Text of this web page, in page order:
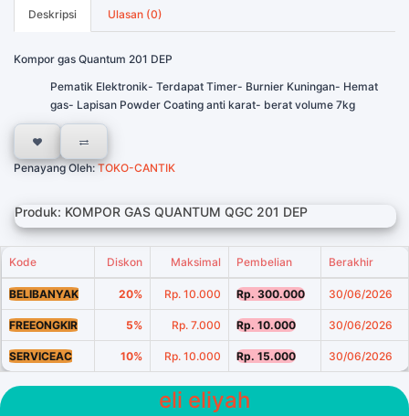
Deskripsi Ulasan (0)
Kompor gas Quantum 201 DEP
Pematik Elektronik- Terdapat Timer- Burnier Kuningan- Hemat
gas- Lapisan Powder Coating anti karat- berat volume 7kg
Penayang Oleh:TOKO-CANTIK
Produk: KOMPOR GAS QUANTUM QGC 201 DEP
Kode Diskon Maksimal Pembelian Berakhir
BELIBANYAK 20% Rp. 10.000 Rp. 300.000 30/06/2026
FREEONGKIR 5% Rp. 7.000 Rp. 10.000 30/06/2026
SERVICEAC 10% Rp. 10.000 Rp. 15.000 30/06/2026
eli eliyah